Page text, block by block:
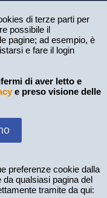
di terze parti per
possibile il
pagine; ad esempio, è
e fare il login
di aver letto e
e preso visione delle
preferenze cookie dalla
da qualsiasi pagina del
tramite da qui: